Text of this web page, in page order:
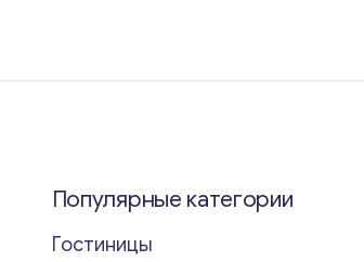
Популярные категории
Гостиницы